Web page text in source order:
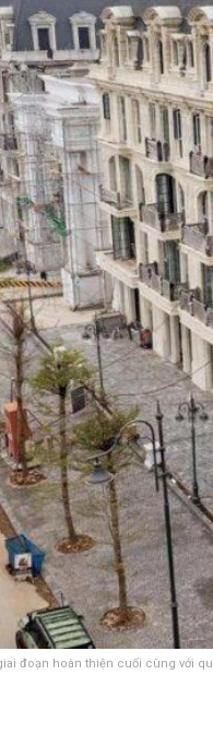
đoạn hoàn thiện cuối cùng với